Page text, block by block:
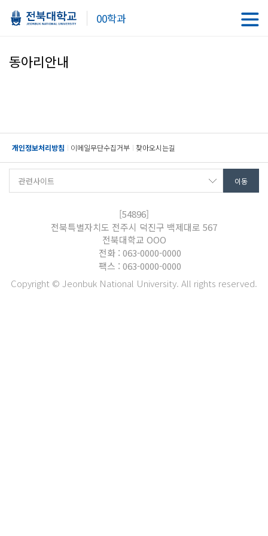
00학과
동아리안내
개인정보처리방침 이메일무단수집거부 찾아오시는길
[54896]
전북특별자치도 전주시 덕진구 백제대로 567
전북대학교 OOO
전화 : 063-0000-0000
팩스 : 063-0000-0000
Copyright © Jeonbuk National University. All rights reserved.